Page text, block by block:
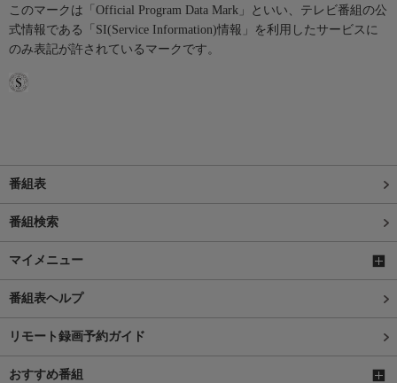
このマークは「Official Program Data Mark」といい、テレビ番組の公
式情報である「SI(Service Information)情報」を利用したサービスに
のみ表記が許されているマークです。
番組表
番組検索
マイメニュー
番組表ヘルプ
リモート録画予約ガイド
おすすめ番組